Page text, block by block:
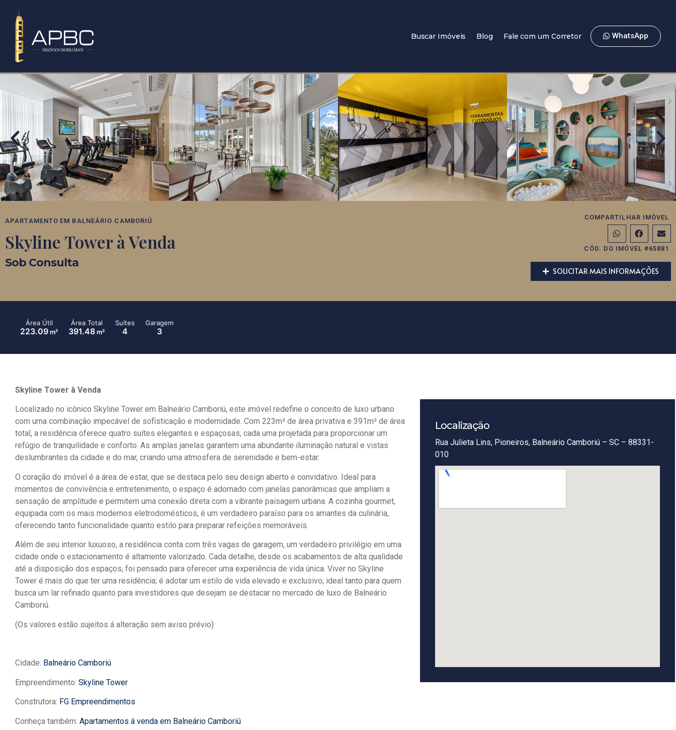
Buscar Imóveis Blog Fale com um Corretor WhatsApp
APARTAMENTO EM BALNEÁRIO CAMBORIÚ
Skyline Tower à Venda
Sob Consulta
COMPARTILHAR IMÓVEL
CÓD. DO IMÓVEL #65881
SOLICITAR MAIS INFORMAÇÕES
Área Útil
223.09 m²
Área Total
391.48 m²
Suítes
4
Garagem
3
Skyline Tower à Venda
Localizado no icônico Skyline Tower em Balneário Camboriú, este imóvel redefine o conceito de luxo urbano
com uma combinação impecável de sofisticação e modernidade. Com 223m² de área privativa e 391m² de área
total, a residência oferece quatro suítes elegantes e espaçosas, cada uma projetada para proporcionar um
refúgio de tranquilidade e conforto. As amplas janelas garantem uma abundante iluminação natural e vistas
deslumbrantes da cidade e do mar, criando uma atmosfera de serenidade e bem-estar.
O coração do imóvel é a área de estar, que se destaca pelo seu design aberto e convidativo. Ideal para
momentos de convivência e entretenimento, o espaço é adornado com janelas panorâmicas que ampliam a
sensação de amplitude e permitem uma conexão direta com a vibrante paisagem urbana. A cozinha gourmet,
equipada com os mais modernos eletrodomésticos, é um verdadeiro paraíso para os amantes da culinária,
oferecendo tanto funcionalidade quanto estilo para preparar refeições memoráveis.
Além de seu interior luxuoso, a residência conta com três vagas de garagem, um verdadeiro privilégio em uma
cidade onde o estacionamento é altamente valorizado. Cada detalhe, desde os acabamentos de alta qualidade
até a disposição dos espaços, foi pensado para oferecer uma experiência de vida única. Viver no Skyline
Tower é mais do que ter uma residência; é adotar um estilo de vida elevado e exclusivo, ideal tanto para quem
busca um lar refinado quanto para investidores que desejam se destacar no mercado de luxo de Balneário
Camboriú.
(Os valores estão sujeitos á alteração sem aviso prévio)
Cidade: Balneário Camboriú
Empreendimento: Skyline Tower
Construtora: FG Empreendimentos
Conheça também: Apartamentos á venda em Balneário Camboriú
Localização
Rua Julieta Lins, Pioneiros, Balneário Camboriú – SC – 88331-
010